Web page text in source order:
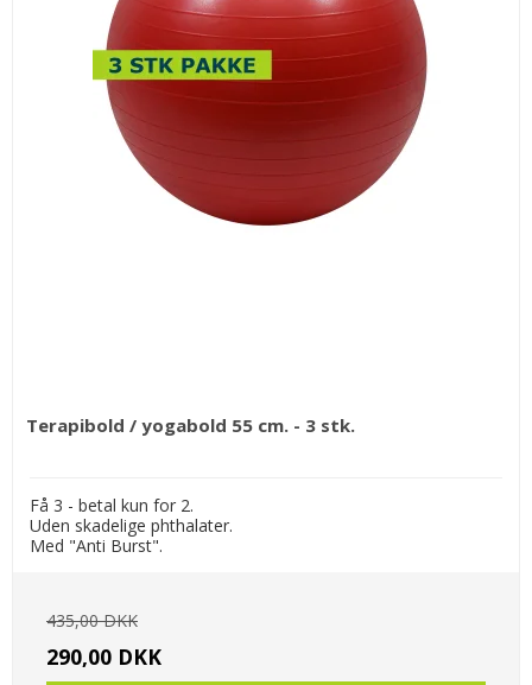
Terapibold / yogabold 55 cm. - 3 stk.
Få 3 - betal kun for 2.
Uden skadelige phthalater.
Med "Anti Burst".
435,00 DKK
290,00 DKK